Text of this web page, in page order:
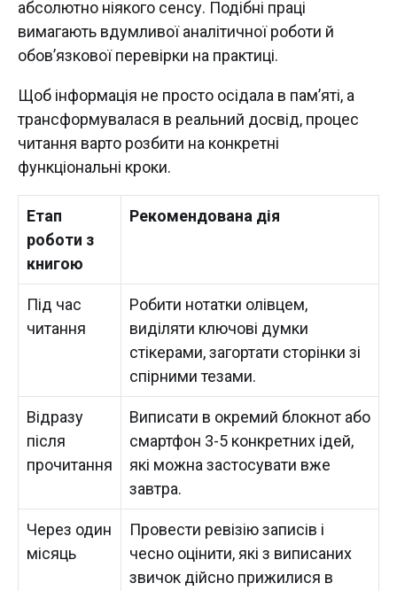
абсолютно ніякого сенсу. Подібні праці
вимагають вдумливої аналітичної роботи й
обов’язкової перевірки на практиці.
Щоб інформація не просто осідала в пам’яті, а
трансформувалася в реальний досвід, процес
читання варто розбити на конкретні
функціональні кроки.
Етап
роботи з
книгою
Рекомендована дія
Під час
читання
Робити нотатки олівцем,
виділяти ключові думки
стікерами, загортати сторінки зі
спірними тезами.
Відразу
після
прочитання
Виписати в окремий блокнот або
смартфон 3-5 конкретних ідей,
які можна застосувати вже
завтра.
Через один
місяць
Провести ревізію записів і
чесно оцінити, які з виписаних
звичок дійсно прижилися в